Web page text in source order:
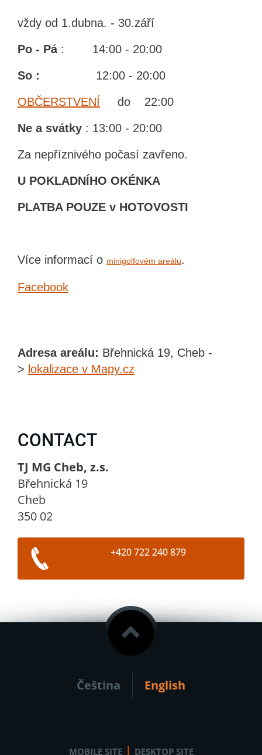
vždy od 1.dubna. - 30.září
Po - Pá : 14:00 - 20:00
So : 12:00 - 20:00
OBČERSTVENÍ do 22:00
Ne a svátky : 13:00 - 20:00
Za nepříznivého počasí zavřeno.
U POKLADNÍHO OKÉNKA
PLATBA POUZE v HOTOVOSTI
Více informací o minigolfovém areálu.
Facebook
Adresa areálu: Břehnická 19, Cheb -
> lokalizace v Mapy.cz
CONTACT
TJ MG Cheb, z.s.
Břehnická 19
Cheb
350 02
+420 722 240 879
Čeština English
MOBILE SITE | DESKTOP SITE